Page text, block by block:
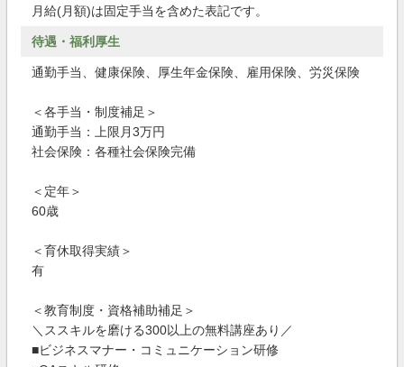
月給(月額)は固定手当を含めた表記です。
待遇・福利厚生
通勤手当、健康保険、厚生年金保険、雇用保険、労災保険
＜各手当・制度補足＞
通勤手当：上限月3万円
社会保険：各種社会保険完備
＜定年＞
60歳
＜育休取得実績＞
有
＜教育制度・資格補助補足＞
＼ススキルを磨ける300以上の無料講座あり／
■ビジネスマナー・コミュニケーション研修